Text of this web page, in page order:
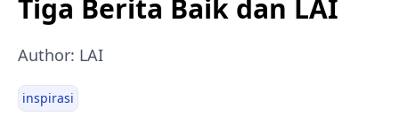
Tiga Berita Baik dan LAI
Author: LAI
inspirasi